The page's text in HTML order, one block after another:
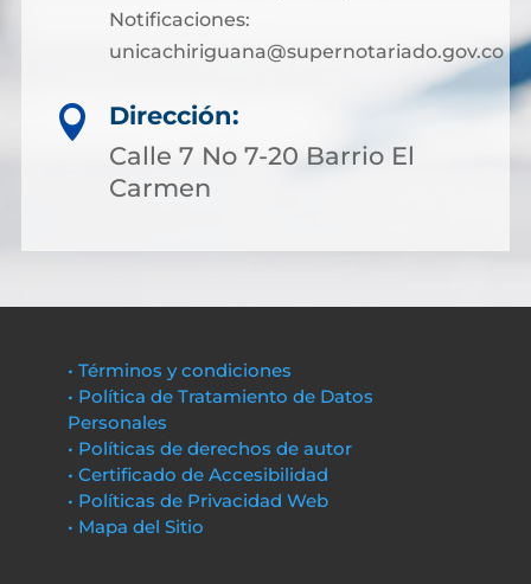
Notificaciones:
unicachiriguana@supernotariado.gov.co

Dirección:
Calle 7 No 7-20 Barrio El
Carmen
• Términos y condiciones
• Política de Tratamiento de Datos
Personales
• Políticas de derechos de autor
• Certificado de Accesibilidad
• Políticas de Privacidad Web
• Mapa del Sitio